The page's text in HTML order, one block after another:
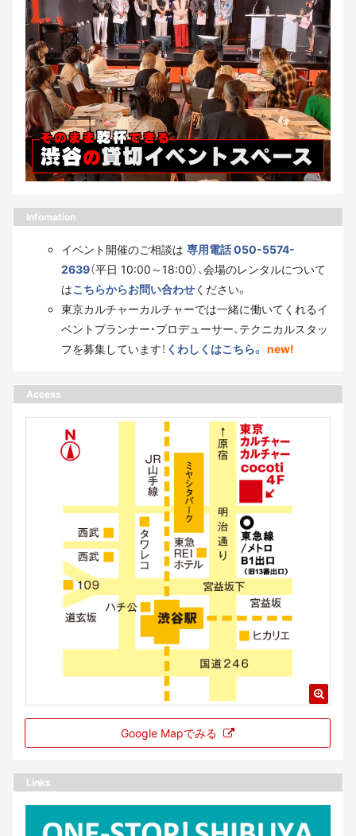
Infomation
イベント開催のご相談は 専用電話 050-5574-
2639（平日 10:00～18:00）、会場のレンタルについて
はこちらからお問い合わせください。
東京カルチャーカルチャーでは一緒に働いてくれるイ
ベントプランナー・プロデューサー、テクニカルスタッ
フを募集しています！ くわしくはこちら。 new!
Access
Google Mapでみる
Links